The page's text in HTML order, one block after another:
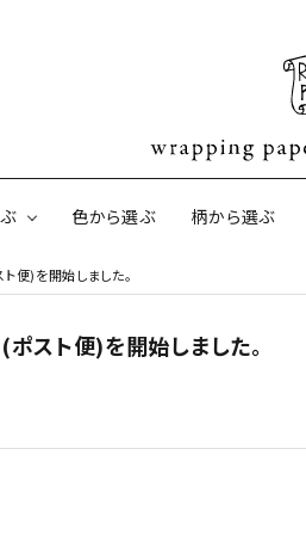
ネパールの手
色から選ぶ 柄から選ぶ
便)を開始しました。
スト便)を開始しました。